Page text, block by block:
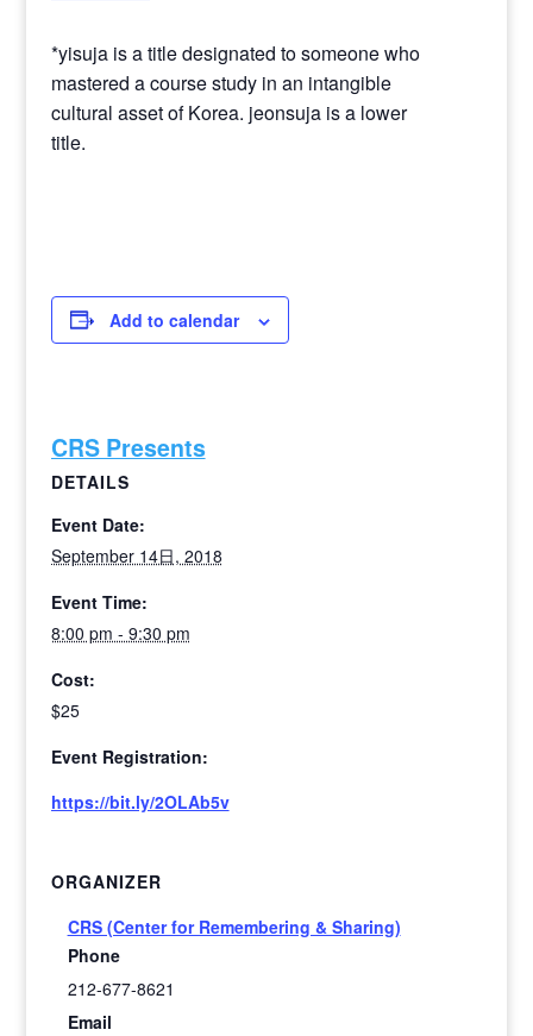
*yisuja is a title designated to someone who
mastered a course study in an intangible
cultural asset of Korea. jeonsuja is a lower
title.
Add to calendar
CRS Presents
DETAILS
Event Date:
September 14日, 2018
Event Time:
8:00 pm - 9:30 pm
Cost:
$25
Event Registration:
https://bit.ly/2OLAb5v
ORGANIZER
CRS (Center for Remembering & Sharing)
Phone
212-677-8621
Email